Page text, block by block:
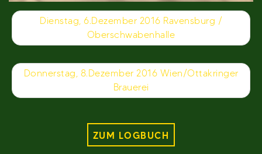
Beitragsnavigation
Dienstag, 6.Dezember 2016 Ravensburg /
Oberschwabenhalle
Donnerstag, 8.Dezember 2016 Wien/Ottakringer
Brauerei
ZUM LOGBUCH